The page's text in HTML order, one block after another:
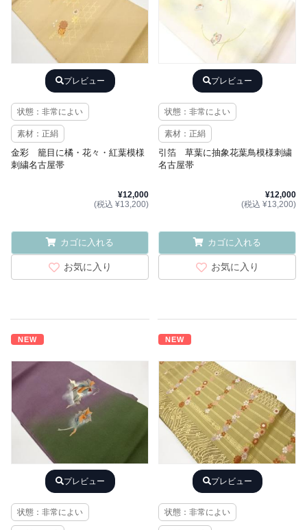
プレビュー
状態：非常によい
素材：正絹
金彩 籠目に橘・花々・紅葉模様
刺繍名古屋帯
¥12,000
(税込 ¥13,200)
カゴに入れる
お気に入り
プレビュー
状態：非常によい
素材：正絹
引箔 草葉に抽象花葉鳥模様刺繍
名古屋帯
¥12,000
(税込 ¥13,200)
カゴに入れる
お気に入り
NEW
プレビュー
状態：非常によい
NEW
プレビュー
状態：非常によい